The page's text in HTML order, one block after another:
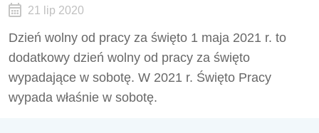
21 lip 2020
Dzień wolny od pracy za święto 1 maja 2021 r. to
dodatkowy dzień wolny od pracy za święto
wypadające w sobotę. W 2021 r. Święto Pracy
wypada właśnie w sobotę.